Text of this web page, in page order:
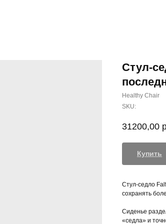
Стул-
Healthy Chair
SKU:
31200,00
Купить
Стул-седло
сохранять
Сиденье
«седла» и